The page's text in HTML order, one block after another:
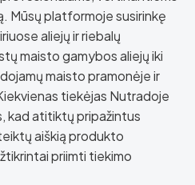
Mūsų platformoje susirinkę
aliejų ir riebalų
maisto gamybos aliejų iki
maisto pramonėje ir
tiekėjas Nutradoje
kad atitiktų pripažintus
aiškią produkto
priimti tiekimo